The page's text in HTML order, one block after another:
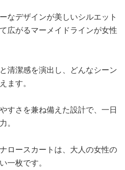
なデザインが美しいシルエット
広がるマーメイドラインが女性
清潔感を演出し、どんなシーン
ます。
すさを兼ね備えた設計で、一日
。
ロースカートは、大人の女性の
一枚です。